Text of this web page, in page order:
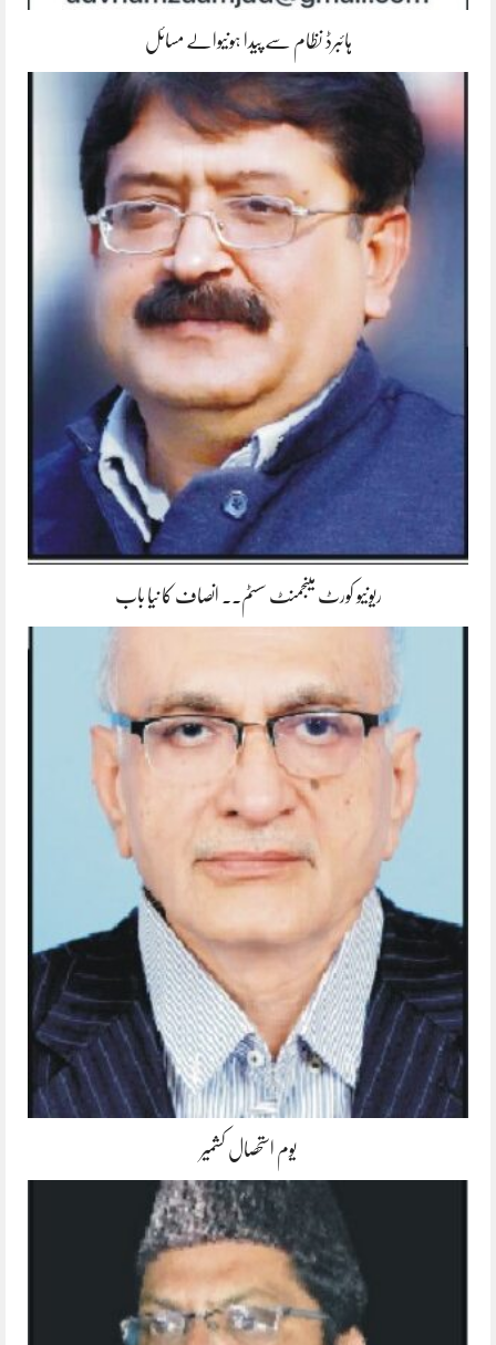
ہائبرڈ نظام سے پیدا ہونیوالے مسائل
ریونیو کورٹ مینجمنٹ سسٹم۔۔ انصاف کا نیا باب
یوم استحصال کشمیر